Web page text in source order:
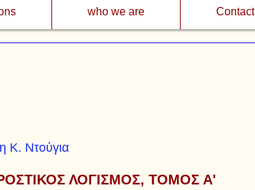
who we are Contact
Κ. Ντούγια
ΛΟΓΙΣΜΟΣ, ΤΟΜΟΣ Α'